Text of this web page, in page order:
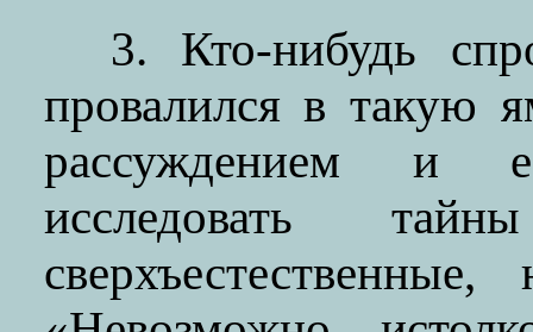
3. Кто-нибудь
провалился в такую
рассуждением и
исследовать